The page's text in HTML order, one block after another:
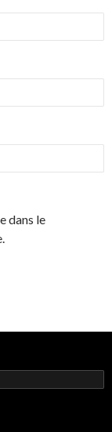
dans le